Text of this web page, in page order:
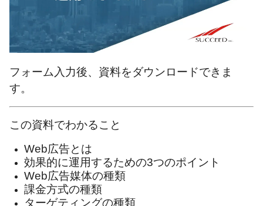
フォーム入力後、資料をダウンロードできま
す。
この資料でわかること
Web広告とは
効果的に運用するための3つのポイント
Web広告媒体の種類
課金方式の種類
ターゲティングの種類